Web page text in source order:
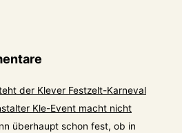
der Klever Festzelt-Karneval
Kle-Event macht nicht
überhaupt schon fest, ob in